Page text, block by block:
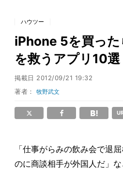
ハウツー
iPhone 5を買っ
を救うアプリ10選
掲載日 2012/09/21 19:32
著者：牧野武文
「仕事がらみの飲み会で退
のに商談相手が外国人だ」